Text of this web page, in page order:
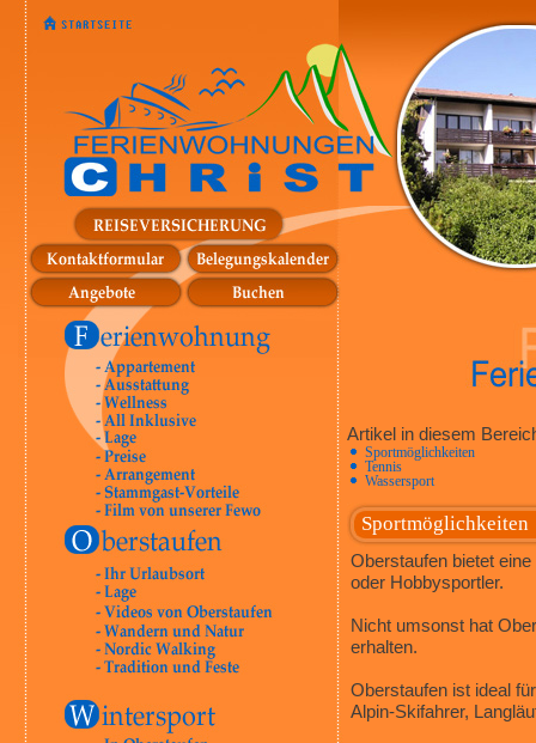
Artikel in diesem
Sportmöglichkeiten
Tennis
Wassersport
Sportmöglichkeiten
Oberstaufen bietet
oder Hobbysportler.
Nicht umsonst hat
erhalten.
Oberstaufen ist ideal
Alpin-Skifahrer,